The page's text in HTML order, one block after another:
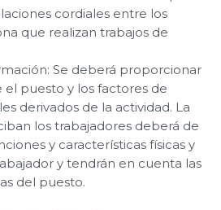
cordiales entre los
que realizan trabajos de
Se deberá proporcionar
puesto y los factores de
derivados de la actividad. La
los trabajadores deberá de
y características físicas y
y tendrán en cuenta las
del puesto.